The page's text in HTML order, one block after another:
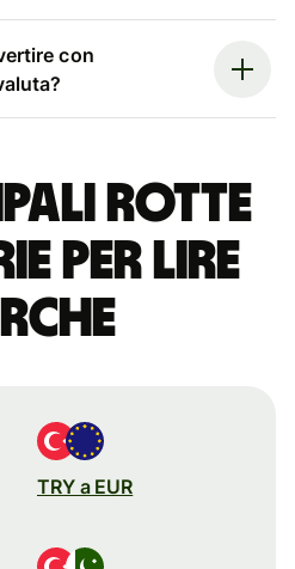
con
rotte
per lire
TRY a EUR